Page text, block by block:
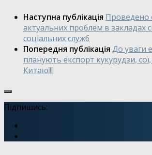
Наступна публікація Проведено
актуальних проблем в закладах
соціальних служб
Попередня публікація До уваги
планують експорт кукурудзи,
Китаю!!!
Підпишись: